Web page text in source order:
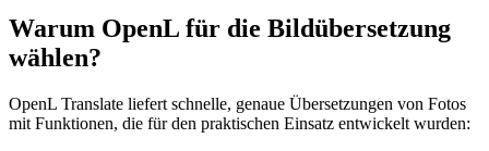
Warum OpenL für die Bildübersetzung
wählen?
OpenL Translate liefert schnelle, genaue Übersetzungen von Fotos
mit Funktionen, die für den praktischen Einsatz entwickelt wurden: